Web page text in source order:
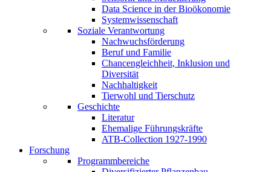
Data Science in der Bioökonomie
Systemwissenschaft
Soziale Verantwortung
Nachwuchsförderung
Beruf und Familie
Chancengleichheit, Inklusion und
Diversität
Nachhaltigkeit
Tierwohl und Tierschutz
Geschichte
Literatur
Ehemalige Führungskräfte
ATB-Collection 1927-1990
Forschung
Programmbereiche